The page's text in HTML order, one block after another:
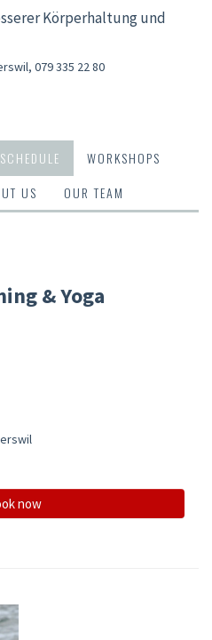
Körperhaltung und
, 079 335 22 80
WORKSHOPS
US OUR TEAM
& Yoga
now